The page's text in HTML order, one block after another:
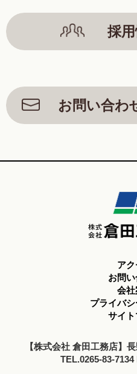
採
お問い合わ
ア
お問
会
プライバ
サイ
【株式会社 倉田工務店】
TEL.0265-83-7134